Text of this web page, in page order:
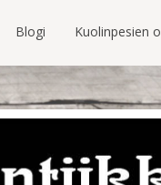
Blogi Kuolinpesien